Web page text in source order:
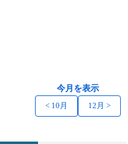
今月を表示
< 10月 12月 >